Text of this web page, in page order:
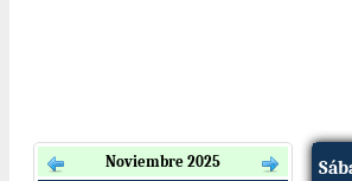
Noviembre 2025